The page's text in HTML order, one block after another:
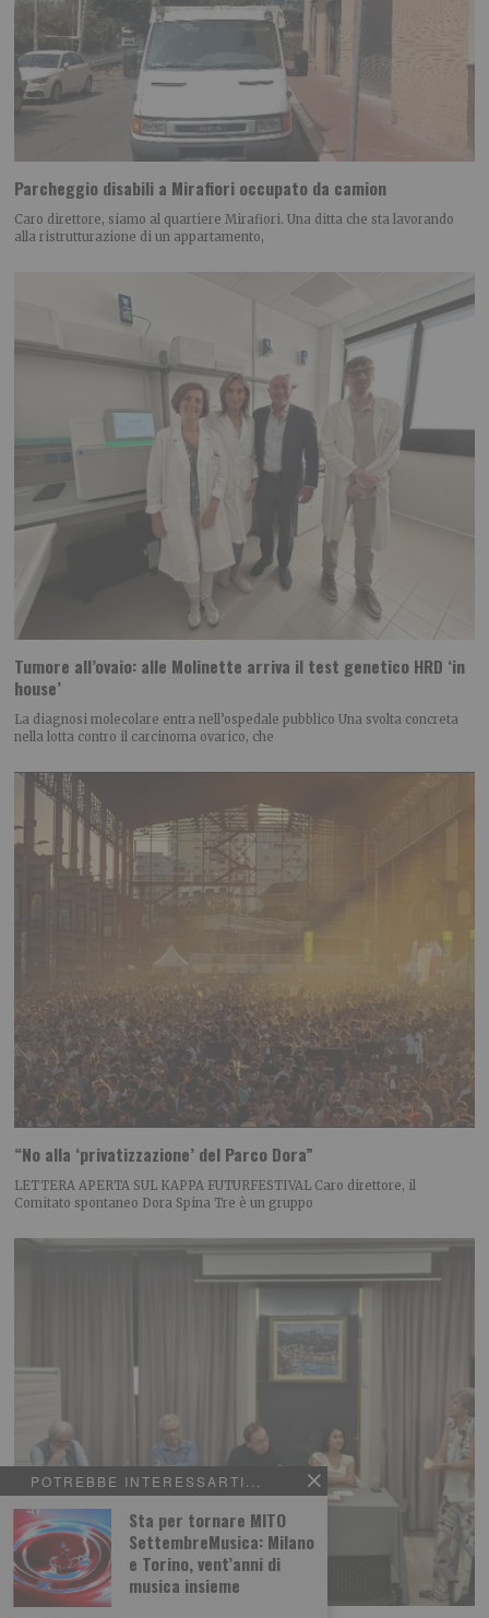
POTREBBE INTERESSARTI...
Sta per tornare MITO
SettembreMusica: Milano
e Torino, vent’anni di
musica insieme
Parcheggio disabili a Mirafiori occupato da camion
Caro direttore, siamo al quartiere Mirafiori. Una ditta che sta lavorando
alla ristrutturazione di un appartamento,
Tumore all’ovaio: alle Molinette arriva il test genetico HRD ‘in
house’
La diagnosi molecolare entra nell’ospedale pubblico Una svolta concreta
nella lotta contro il carcinoma ovarico, che
“No alla ‘privatizzazione’ del Parco Dora”
LETTERA APERTA SUL KAPPA FUTURFESTIVAL Caro direttore, il
Comitato spontaneo Dora Spina Tre è un gruppo